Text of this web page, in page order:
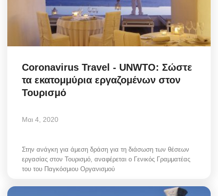
Coronavirus Travel - UNWTO: Σώστε
τα εκατομμύρια εργαζομένων στον
Τουρισμό
Μαι 4, 2020
Στην ανάγκη για άμεση δράση για τη διάσωση των θέσεων
εργασίας στον Τουρισμό, αναφέρεται ο Γενικός Γραμματέας
του του Παγκόσμιου Οργανισμού